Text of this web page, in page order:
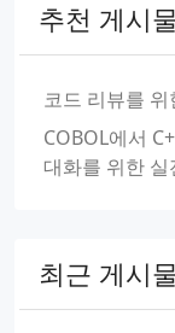
추천 게시
코드 리뷰를
COBOL에서
대화를 위한 실
최근 게시